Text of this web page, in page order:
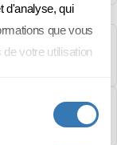
d'analyse, qui
que vous
votre utilisation